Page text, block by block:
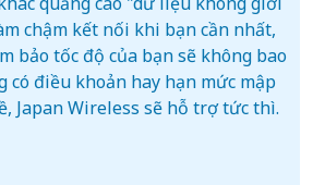
chậm kết nối khi bạn cần nhất,
bảo tốc độ của bạn sẽ không bao
có điều khoản hay hạn mức mập
Japan Wireless sẽ hỗ trợ tức thì.